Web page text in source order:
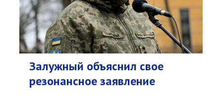
Залужный объяснил свое
резонансное заявление